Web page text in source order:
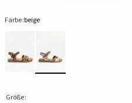
Farbe:beige
Größe: